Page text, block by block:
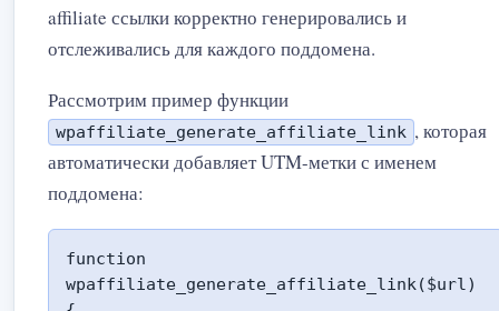
affiliate ссылки корректно генерировались и
отслеживались для каждого поддомена.
Рассмотрим пример функции
wpaffiliate_generate_affiliate_link , которая
автоматически добавляет UTM-метки с именем
поддомена:
function
wpaffiliate_generate_affiliate_link($url)